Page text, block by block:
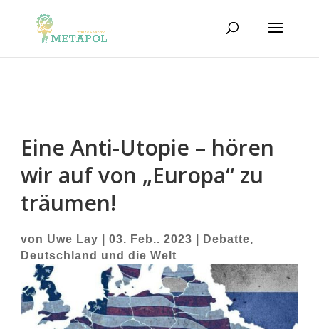
Eine Anti-Utopie – hören
wir auf von „Europa“ zu
träumen!
von Uwe Lay 03. Feb.. 2023 Debatte,
Deutschland und die Welt